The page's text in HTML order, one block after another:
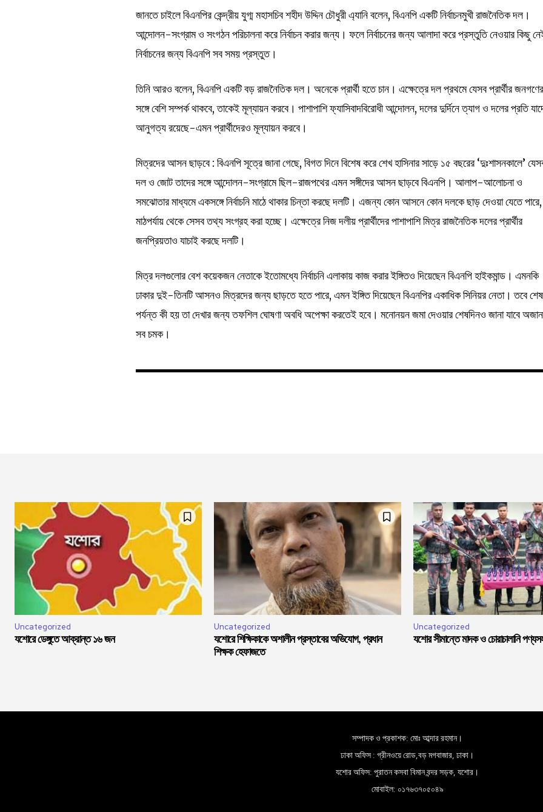
জানতে চাইলে বিএনপির কেন্দ্রীয় যুগ্ম মহাসচিব শহীদ উদ্দিন চৌধুরী এ্যানি বলেন, বিএনপি একটি নির্বাচনমুখী রাজনৈতিক দল।
আন্দোলন-সংগ্রাম ও সংগঠন পরিচালনা করে নির্বাচন করার জন্য। ফলে নির্বাচনের জন্য আলাদা করে প্রস্তুতি নেওয়ার কিছু
নির্বাচনের জন্য বিএনপি সব সময় প্রস্তুত।
তিনি আরও বলেন, বিএনপি একটি বড় রাজনৈতিক দল। অনেকে প্রার্থী হতে চান। এক্ষেত্রে দল প্রথমে যেসব প্রার্থীর
সঙ্গে বেশি সম্পর্ক থাকবে, তাকেই মূল্যায়ন করবে। পাশাপাশি ফ্যাসিবাদবিরোধী আন্দোলন, দলের দুর্দিনে ত্যাগ ও দলের প্রতি
আনুগত্য রয়েছে-এমন প্রার্থীদেরও মূল্যায়ন করবে।
মিত্রদের আসন ছাড়বে : বিএনপি সূত্রে জানা গেছে, বিগত দিনে বিশেষ করে শেখ হাসিনার সাড়ে ১৫ বছরের ‘দুঃশাসনকালে’
দল ও জোট তাদের সঙ্গে আন্দোলন-সংগ্রামে ছিল-রাজপথের এমন সঙ্গীদের আসন ছাড়বে বিএনপি। আলাপ-আলোচনা ও
সমঝোতার মাধ্যমে একসঙ্গে নির্বাচনি মাঠে থাকার চিন্তা করছে দলটি। এজন্য কোন আসনে কোন দলকে ছাড় দেওয়া যেতে পারে,
মাঠপর্যায় থেকে সেসব তথ্য সংগ্রহ করা হচ্ছে। এক্ষেত্রে নিজ দলীয় প্রার্থীদের পাশাপাশি মিত্র রাজনৈতিক দলের প্রার্থীর
জনপ্রিয়তাও যাচাই করছে দলটি।
মিত্র দলগুলোর বেশ কয়েকজন নেতাকে ইতোমধ্যে নির্বাচনি এলাকায় কাজ করার ইঙ্গিতও দিয়েছেন বিএনপি হাইকমান্ড। এমনকি
ঢাকার দুই-তিনটি আসনও মিত্রদের জন্য ছাড়তে হতে পারে, এমন ইঙ্গিত দিয়েছেন বিএনপির একাধিক সিনিয়র নেতা। তবে শেষ
পর্যন্ত কী হয় তা দেখার জন্য তফশিল ঘোষণা অবধি অপেক্ষা করতেই হবে। মনোনয়ন জমা দেওয়ার শেষদিনও জানা যাবে
সব চমক।
Uncategorized
যশোরে ডেঙ্গুতে আক্রান্ত ১৬ জন
Uncategorized
যশোরে শিক্ষিকাকে অশালীন প্রস্তাবের অভিযোগ, প্রধান
শিক্ষক হেফাজতে
Uncategorized
যশোর সীমান্তে মাদক ও চোরাচালানি
সম্পাদক ও প্রকাশক: মোঃ আব্দার রহমান।
ঢাকা অফিস : গ্রীনওয়ে রোড,বড় মগবাজার, ঢাকা।
যশোর অফিস: পুরাতন কসবা বিমান বন্দর সড়ক, যশোর।
মোবাইল: ০১৭৬৩৭০৫০৪৯